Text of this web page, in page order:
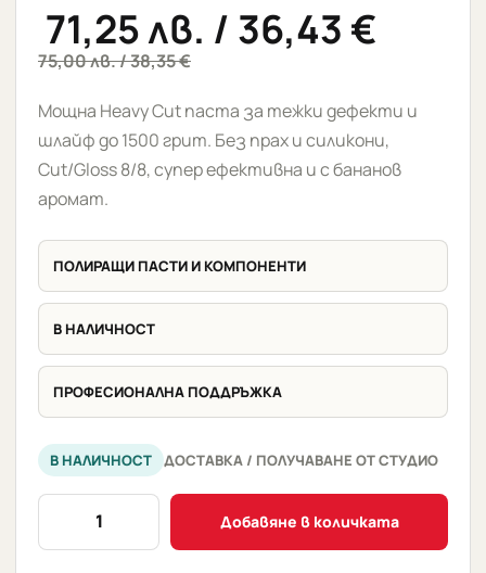
75,00лв./ 38,35 €
71,25лв. / 36,43 €
Мощна Heavy Cut паста за тежки дефекти и
шлайф до 1500 грит. Без прах и силикони,
Cut/Gloss 8/8, супер ефективна и с бананов
аромат.
ПОЛИРАЩИ ПАСТИ И КОМПОНЕНТИ
В НАЛИЧНОСТ
ПРОФЕСИОНАЛНА ПОДДРЪЖКА
В НАЛИЧНОСТ ДОСТАВКА / ПОЛУЧАВАНЕ ОТ СТУДИО
количество
Добавяне в количката